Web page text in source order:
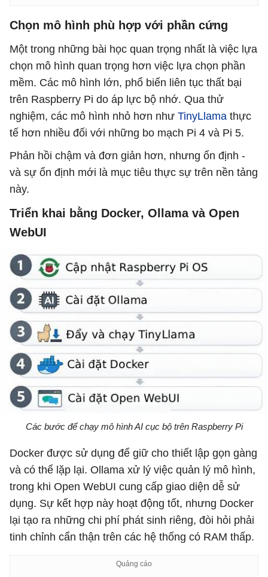
Chọn mô hình phù hợp với phần cứng
Một trong những bài học quan trọng nhất là việc lựa
chọn mô hình quan trọng hơn việc lựa chọn phần
mềm. Các mô hình lớn, phổ biến liên tục thất bại
trên Raspberry Pi do áp lực bộ nhớ. Qua thử
nghiệm, các mô hình nhỏ hơn như TinyLlama thực
tế hơn nhiều đối với những bo mạch Pi 4 và Pi 5.
Phản hồi chậm và đơn giản hơn, nhưng ổn định -
và sự ổn định mới là mục tiêu thực sự trên nền tảng
này.
Triển khai bằng Docker, Ollama và Open
WebUI
Các bước để chạy mô hình AI cục bộ trên Raspberry Pi
Docker được sử dụng để giữ cho thiết lập gọn gàng
và có thể lặp lại. Ollama xử lý việc quản lý mô hình,
trong khi Open WebUI cung cấp giao diện dễ sử
dụng. Sự kết hợp này hoạt động tốt, nhưng Docker
lại tạo ra những chi phí phát sinh riêng, đòi hỏi phải
tinh chỉnh cẩn thận trên các hệ thống có RAM thấp.